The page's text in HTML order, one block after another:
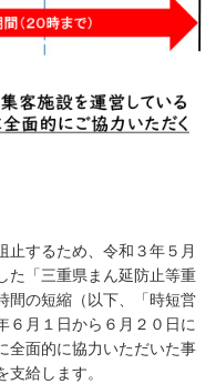
するため、令和３年５月
た「三重県まん延防止等重
間の短縮（以下、「時短営
６月１日から６月２０日に
全面的に協力いただいた事
給します。